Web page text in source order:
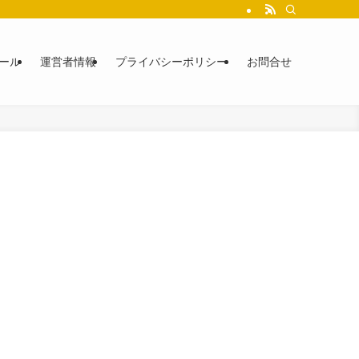
ル 運営者情報 プライバシーポリシー お問合せ